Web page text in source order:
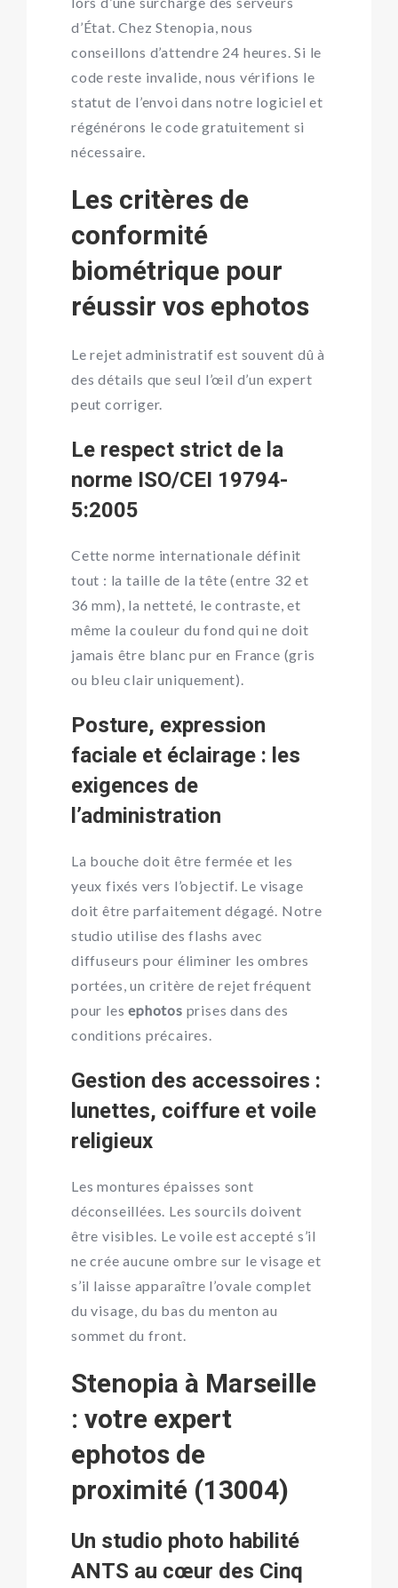
d’État. Chez Stenopia, nous
conseillons d’attendre 24 heures. Si le
code reste invalide, nous vérifions le
statut de l’envoi dans notre logiciel et
régénérons le code gratuitement si
nécessaire.
Les critères de
conformité
biométrique pour
réussir vos ephotos
Le rejet administratif est souvent dû à
des détails que seul l’œil d’un expert
peut corriger.
Le respect strict de la
norme ISO/CEI 19794-
5:2005
Cette norme internationale définit
tout : la taille de la tête (entre 32 et
36 mm), la netteté, le contraste, et
même la couleur du fond qui ne doit
jamais être blanc pur en France (gris
ou bleu clair uniquement).
Posture, expression
faciale et éclairage : les
exigences de
l’administration
La bouche doit être fermée et les
yeux fixés vers l’objectif. Le visage
doit être parfaitement dégagé. Notre
studio utilise des flashs avec
diffuseurs pour éliminer les ombres
portées, un critère de rejet fréquent
pour lesephotos prises dans des
conditions précaires.
Gestion des accessoires :
lunettes, coiffure et voile
religieux
Les montures épaisses sont
déconseillées. Les sourcils doivent
être visibles. Le voile est accepté s’il
ne crée aucune ombre sur le visage et
s’il laisse apparaître l’ovale complet
du visage, du bas du menton au
sommet du front.
Stenopia à Marseille
: votre expert
ephotos de
proximité (13004)
Un studio photo habilité
ANTS au cœur des Cinq